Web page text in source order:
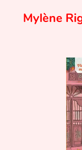
Tester
Bibliothèque
Mylène